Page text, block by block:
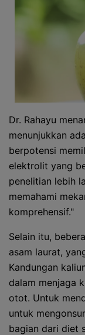
Dr. Rahayu
menunjukkan
berpotensi
elektrolit yang
penelitian lebih
memahami
komprehensif."
Selain itu,
asam laurat,
Kandungan
dalam menjaga
otot. Untuk
untuk
bagian dari diet